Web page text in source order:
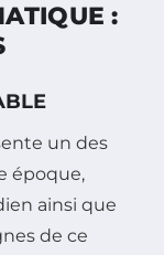
:
un des
époque,
ainsi que
de ce